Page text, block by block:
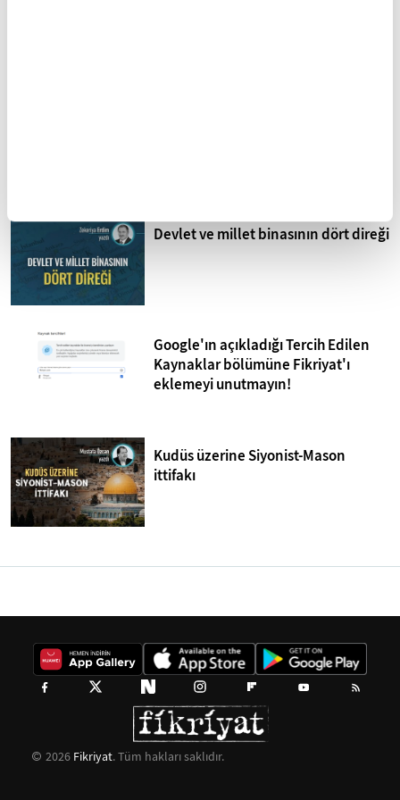
Devlet ve millet binasının dört direği
Google'ın açıkladığı Tercih Edilen
Kaynaklar bölümüne Fikriyat'ı
eklemeyi unutmayın!
Kudüs üzerine Siyonist-Mason
ittifakı
2026 Fikriyat. Tüm hakları saklıdır.